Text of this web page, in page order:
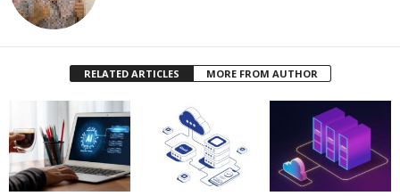
RELATED ARTICLES MORE FROM AUTHOR